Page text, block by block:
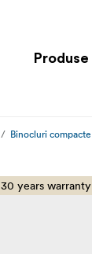
Produse
Binocluri compacte
30 years warranty